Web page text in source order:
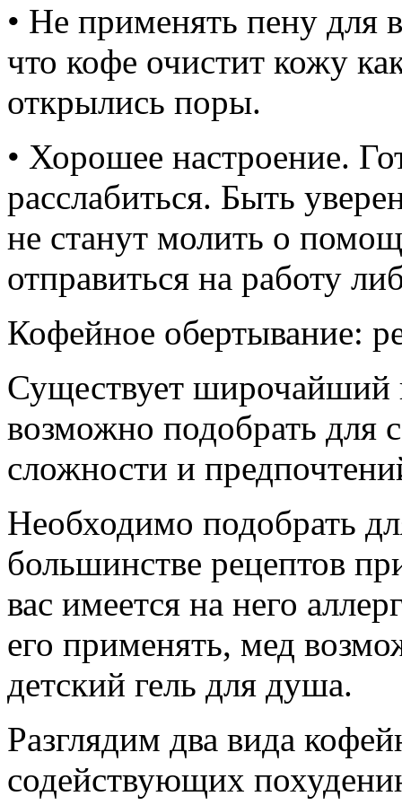
• Не применять пену для
что кофе очистит кожу
открылись поры.
• Хорошее настроение.
расслабиться. Быть
не станут молить о
отправиться на работу
Кофейное обертывание:
Существует широчайший
возможно подобрать для
сложности и
Необходимо подобрать
большинстве рецептов
вас имеется на него
его применять, мед
детский гель для душа.
Разглядим два вида
содействующих